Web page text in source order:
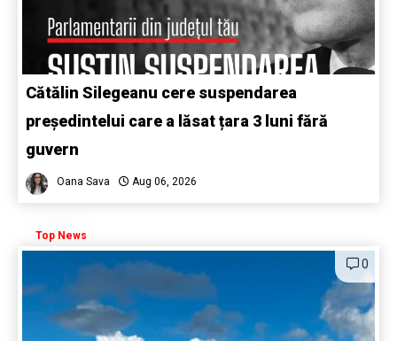
Cătălin Silegeanu cere suspendarea
președintelui care a lăsat țara 3 luni fără
guvern
Oana Sava Aug 06, 2026
Top News
0